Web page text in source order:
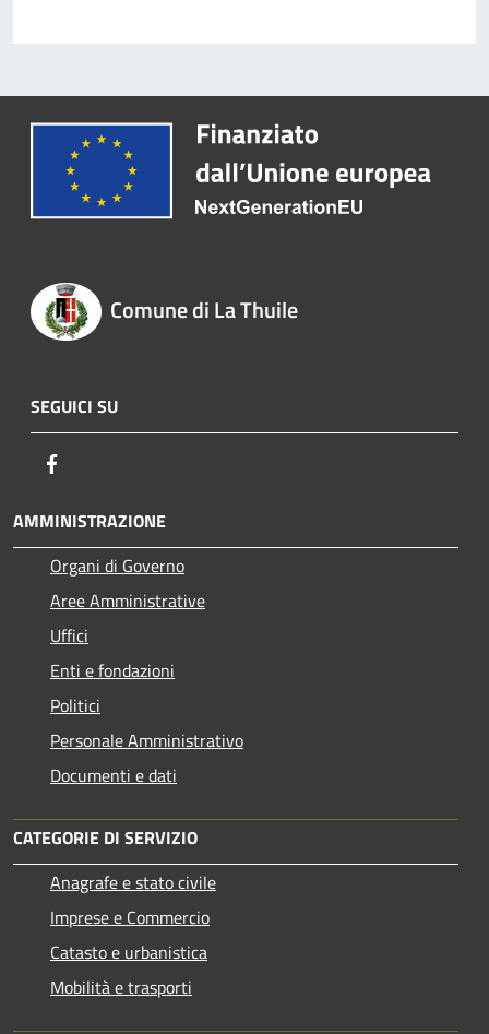
Comune di La Thuile
SEGUICI SU
AMMINISTRAZIONE
Organi di Governo
Aree Amministrative
Uffici
Enti e fondazioni
Politici
Personale Amministrativo
Documenti e dati
CATEGORIE DI SERVIZIO
Anagrafe e stato civile
Imprese e Commercio
Catasto e urbanistica
Mobilità e trasporti